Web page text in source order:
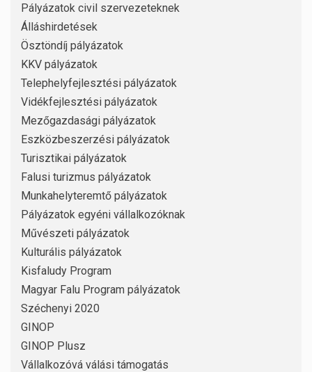
Pályázatok civil szervezeteknek
Álláshirdetések
Ösztöndíj pályázatok
KKV pályázatok
Telephelyfejlesztési pályázatok
Vidékfejlesztési pályázatok
Mezőgazdasági pályázatok
Eszközbeszerzési pályázatok
Turisztikai pályázatok
Falusi turizmus pályázatok
Munkahelyteremtő pályázatok
Pályázatok egyéni vállalkozóknak
Művészeti pályázatok
Kulturális pályázatok
Kisfaludy Program
Magyar Falu Program pályázatok
Széchenyi 2020
GINOP
GINOP Plusz
Vállalkozóvá válási támogatás